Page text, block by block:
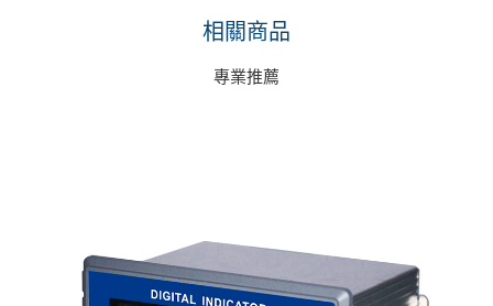
相關商品
專業推薦